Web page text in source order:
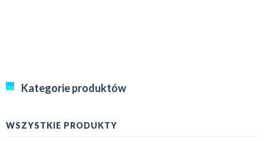
Kategorie produktów
WSZYSTKIE PRODUKTY